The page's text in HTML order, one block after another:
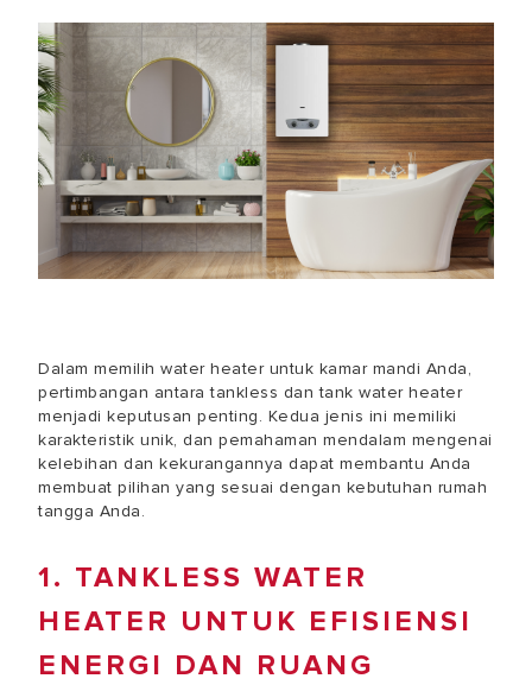
Dalam memilih water heater untuk kamar mandi Anda,
pertimbangan antara tankless dan tank water heater
menjadi keputusan penting. Kedua jenis ini memiliki
karakteristik unik, dan pemahaman mendalam mengenai
kelebihan dan kekurangannya dapat membantu Anda
membuat pilihan yang sesuai dengan kebutuhan rumah
tangga Anda.
1. TANKLESS WATER
HEATER UNTUK EFISIENSI
ENERGI DAN RUANG